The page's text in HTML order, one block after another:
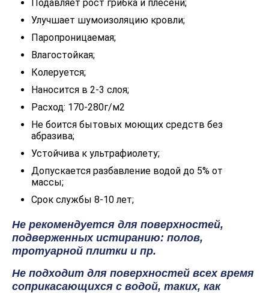
Подавляет рост грибка и плесени;
Улучшает шумоизоляцию кровли;
Паропроницаемая;
Влагостойкая;
Колеруется;
Наносится в 2-3 слоя;
Расход: 170-280г/м2
Не боится бытовых моющих средств без
абразива;
Устойчива к ультрафиолету;
Допускается разбавление водой до 5% от
массы;
Срок службы 8-10 лет;
Не рекомендуется для поверхностей,
подверженных истиранию: полов,
тротуарной плитки и пр.
Не подходит для поверхностей всех время
соприкасающихся с водой, таких, как